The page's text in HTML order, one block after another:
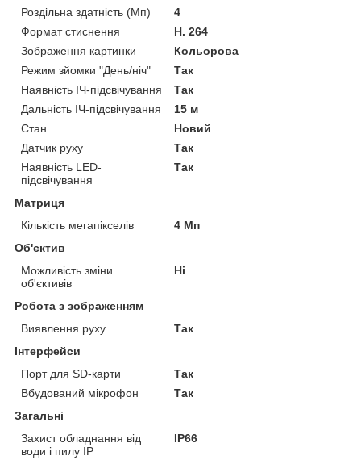
Роздільна здатність (Мп)
4
Формат стиснення
H. 264
Зображення картинки
Кольорова
Режим зйомки "День/ніч"
Так
Наявність ІЧ-підсвічування
Так
Дальність ІЧ-підсвічування
15 м
Стан
Новий
Датчик руху
Так
Наявність LED-
підсвічування
Так
Матриця
Кількість мегапікселів
4 Мп
Об'єктив
Можливість зміни
об'єктивів
Ні
Робота з зображенням
Виявлення руху
Так
Інтерфейси
Порт для SD-карти
Так
Вбудований мікрофон
Так
Загальні
Захист обладнання від
води і пилу IP
IP66